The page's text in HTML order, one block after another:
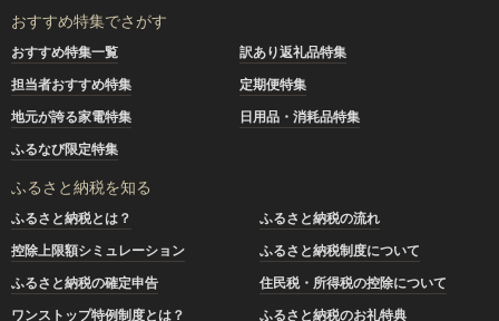
おすすめ特集でさがす
おすすめ特集一覧
訳あり返礼品特集
担当者おすすめ特集
定期便特集
地元が誇る家電特集
日用品・消耗品特集
ふるなび限定特集
ふるさと納税を知る
ふるさと納税とは？
ふるさと納税の流れ
控除上限額シミュレーション
ふるさと納税制度について
ふるさと納税の確定申告
住民税・所得税の控除について
ワンストップ特例制度とは？
ふるさと納税のお礼特典